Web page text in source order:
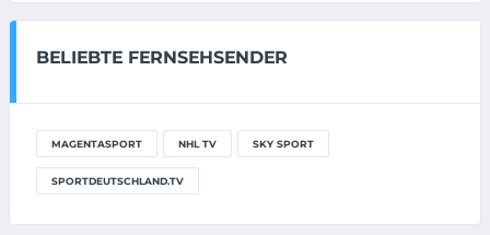
BELIEBTE FERNSEHSENDER
MAGENTASPORT NHL TV SKY SPORT
SPORTDEUTSCHLAND.TV